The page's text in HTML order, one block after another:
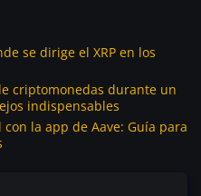
se dirige el XRP en los
criptomonedas durante un
indispensables
la app de Aave: Guía para